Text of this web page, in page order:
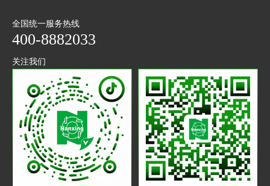
全国统一服务热线
400-8882033
关注我们
抖音
二维码
微信
公众号